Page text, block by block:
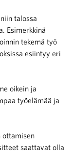
talossa
Esimerkkinä
tekemä työ
esiintyy eri
oikein ja
työelämää ja
ottamisen
saattavat olla